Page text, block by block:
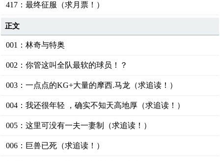
417：最终征服（求月票！）
正文
001：林奇与特奥
002：你管这叫全队最软的球员！？
003：一点点的KG+大量的摩西.马龙（求追读！）
004：我还很年轻 ，确实不知天高地厚（求追读！）
005：这里可没有一夫一妻制（求追读！）
006：巨兽已死（求追读！）